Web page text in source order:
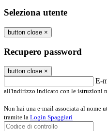
Seleziona utente
button close ×
Recupero password
button close ×
E-
all'indirizzo indicato con le istruzioni
Non hai una e-mail associata al nome
tramite la Login Spaggiari